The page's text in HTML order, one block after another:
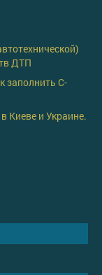
ДТП
заполнить C-
Киеве и Украине.